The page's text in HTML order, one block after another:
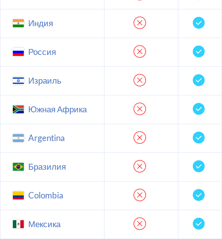
Индия
Россия
Израиль
Южная Африка
Argentina
Бразилия
Colombia
Мексика